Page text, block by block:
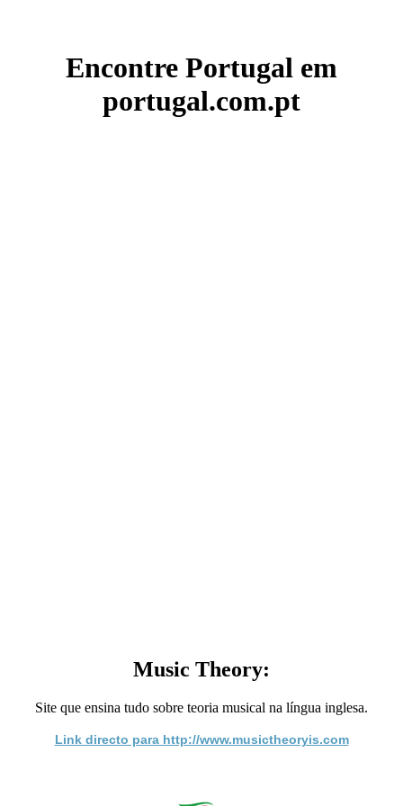
Encontre Portugal em
portugal.com.pt
Music Theory:
Site que ensina tudo sobre teoria musical na língua inglesa.
Link directo para http://www.musictheoryis.com